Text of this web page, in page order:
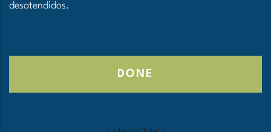
desatendidos.
DONE